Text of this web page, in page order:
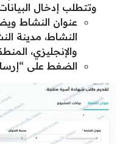
وتتطلب إدخال البيانات
عنوان النشاط
النشاط، مدينة
والإنجليزي،
الضغط على